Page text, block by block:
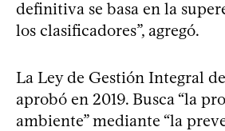
definitiva se basa en la
los clasificadores”, agregó.
La Ley de Gestión Integral
aprobó en 2019. Busca “la
ambiente” mediante “la